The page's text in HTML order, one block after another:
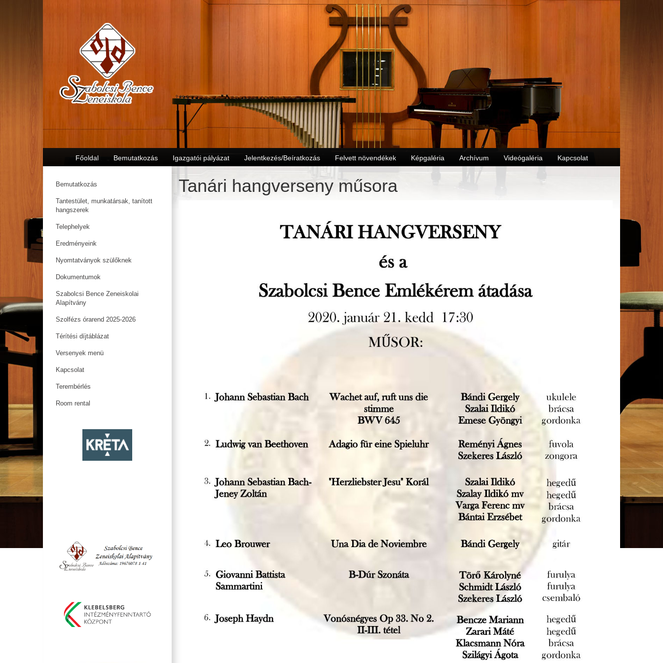
Bemutatkozás
Tantestület, munkatársak, tanított
hangszerek
Telephelyek
Eredményeink
Nyomtatványok szülőknek
Dokumentumok
Szabolcsi Bence Zeneiskolai
Alapítvány
Szolfézs órarend 2025-2026
Térítési díjtáblázat
Versenyek menü
Kapcsolat
Terembérlés
Room rental
Főoldal Bemutatkozás Igazgatói pályázat Jelentkezés/Beíratkozás Felvett növendékek Képgaléria Archívum Videógaléria Kapcsolat
Tanári hangverseny műsora